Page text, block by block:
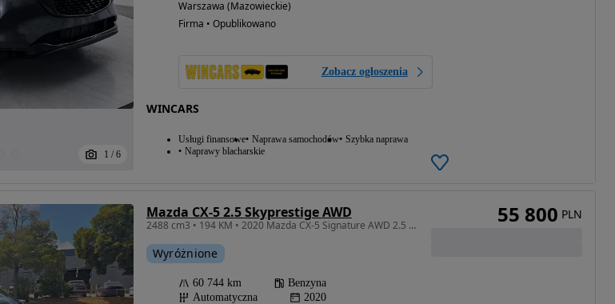
1 / 6
Warszawa (Mazowieckie)
Firma • Opublikowano
Zobacz ogłoszenia
WINCARS
Usługi finansowe Naprawa samochodów Szybka naprawa
Naprawy blacharskie
Mazda CX-5 2.5 Skyprestige AWD
2488 cm3 • 194 KM • 2020 Mazda CX-5 Signature AWD 2.5 Turbo | Najwyższa wersja wyposażenia
Wyróżnione
60 744 km
Benzyna
Automatyczna
2020
55 800 PLN